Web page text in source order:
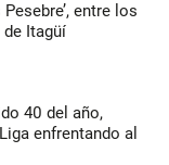
Pesebre’, entre los
Itagüí
40 del año,
enfrentando al